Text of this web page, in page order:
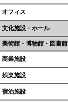
オフィス
文化施設・ホール
美術館・博物館・図書館
商業施設
娯楽施設
宿泊施設